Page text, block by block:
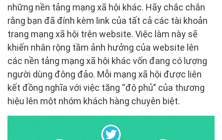
những nền tảng mạng xã hội khác. Hãy chắc chắn
rằng bạn đã đính kèm link của tất cả các tài khoản
trang mạng xã hội trên website. Việc làm này sẽ
khiến nhân rộng tầm ảnh hưởng của website lên
các nền tảng mạng xã hội khác vốn đang có lượng
người dùng đông đảo. Mỗi mạng xã hội được liên
kết đồng nghĩa với việc tăng “độ phủ” của thương
hiệu lên một nhóm khách hàng chuyên biệt.